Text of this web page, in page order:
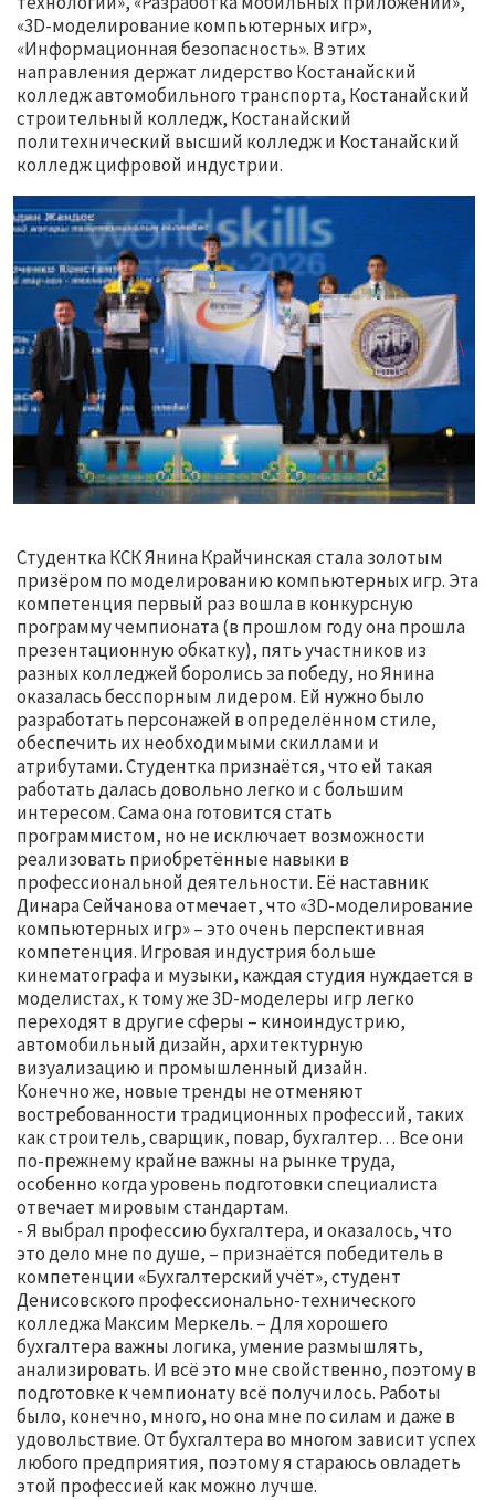
«3D-моделирование компьютерных игр»,
«Информационная безопасность». В этих
направления держат лидерство Костанайский
колледж автомобильного транспорта, Костанайский
строительный колледж, Костанайский
политехнический высший колледж и Костанайский
колледж цифровой индустрии.
\
Студентка КСК Янина Крайчинская стала золотым
призёром по моделированию компьютерных игр. Эта
компетенция первый раз вошла в конкурсную
программу чемпионата (в прошлом году она прошла
презентационную обкатку), пять участников из
разных колледжей боролись за победу, но Янина
оказалась бесспорным лидером. Ей нужно было
разработать персонажей в определённом стиле,
обеспечить их необходимыми скиллами и
атрибутами. Студентка признаётся, что ей такая
работать далась довольно легко и с большим
интересом. Сама она готовится стать
программистом, но не исключает возможности
реализовать приобретённые навыки в
профессиональной деятельности. Её наставник
Динара Сейчанова отмечает, что «3D-моделирование
компьютерных игр» – это очень перспективная
компетенция. Игровая индустрия больше
кинематографа и музыки, каждая студия нуждается в
моделистах, к тому же 3D-моделеры игр легко
переходят в другие сферы – киноиндустрию,
автомобильный дизайн, архитектурную
визуализацию и промышленный дизайн.
Конечно же, новые тренды не отменяют
востребованности традиционных профессий, таких
как строитель, сварщик, повар, бухгалтер… Все они
по-прежнему крайне важны на рынке труда,
особенно когда уровень подготовки специалиста
отвечает мировым стандартам.
- Я выбрал профессию бухгалтера, и оказалось, что
это дело мне по душе, – признаётся победитель в
компетенции «Бухгалтерский учёт», студент
Денисовского профессионально-технического
колледжа Максим Меркель. – Для хорошего
бухгалтера важны логика, умение размышлять,
анализировать. И всё это мне свойственно, поэтому в
подготовке к чемпионату всё получилось. Работы
было, конечно, много, но она мне по силам и даже в
удовольствие. От бухгалтера во многом зависит успех
любого предприятия, поэтому я стараюсь овладеть
этой профессией как можно лучше.